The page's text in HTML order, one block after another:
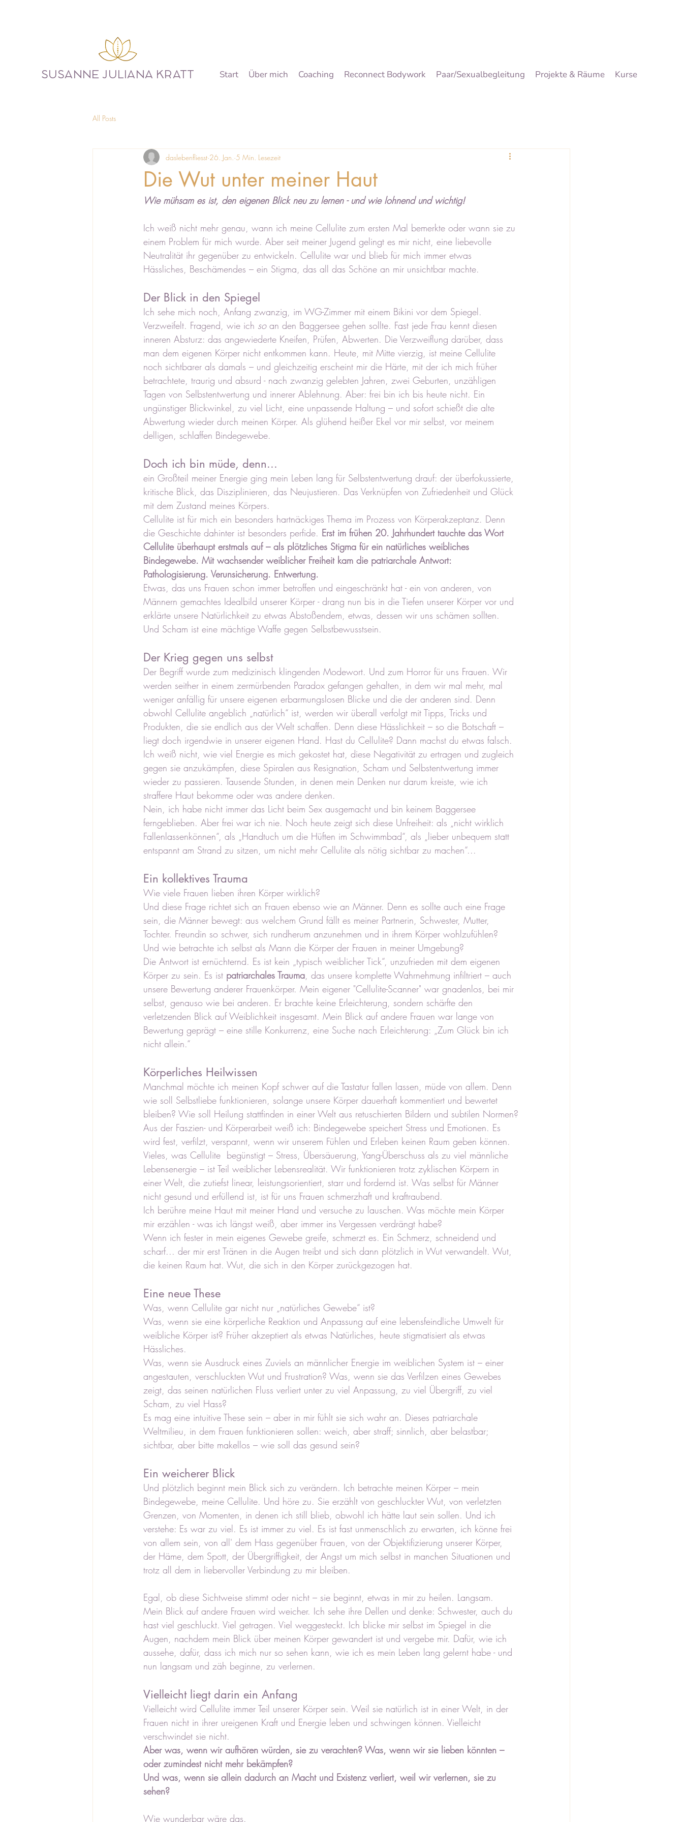
SUSANNE JULIANA KRATT Start Über mich Coaching Reconnect Bodywork Paar/Sexualbegleitung Projekte & Räume Kurse
All Posts
Die Wut unter meiner Haut
daslebenfliesst 26. Jan. 5 Min. Lesezeit
Wie mühsam es ist, den eigenen Blick neu zu lernen - und wie lohnend und wichtig!
Ich weiß nicht mehr genau, wann ich meine Cellulite zum ersten Mal bemerkte oder wann sie zu
einem Problem für mich wurde. Aber seit meiner Jugend gelingt es mir nicht, eine liebevolle
Neutralität ihr gegenüber zu entwickeln. Cellulite war und blieb für mich immer etwas
Hässliches, Beschämendes – ein Stigma, das all das Schöne an mir unsichtbar machte.
Der Blick in den Spiegel
Ich sehe mich noch, Anfang zwanzig, im WG-Zimmer mit einem Bikini vor dem Spiegel.
Verzweifelt. Fragend, wie ich so an den Baggersee gehen sollte. Fast jede Frau kennt diesen
inneren Absturz: das angewiederte Kneifen, Prüfen, Abwerten. Die Verzweiflung darüber, dass
man dem eigenen Körper nicht entkommen kann. Heute, mit Mitte vierzig, ist meine Cellulite
noch sichtbarer als damals – und gleichzeitig erscheint mir die Härte, mit der ich mich früher
betrachtete, traurig und absurd - nach zwanzig gelebten Jahren, zwei Geburten, unzähligen
Tagen von Selbstentwertung und innerer Ablehnung. Aber: frei bin ich bis heute nicht. Ein
ungünstiger Blickwinkel, zu viel Licht, eine unpassende Haltung – und sofort schießt die alte
Abwertung wieder durch meinen Körper. Als glühend heißer Ekel vor mir selbst, vor meinem
delligen, schlaffen Bindegewebe.
Doch ich bin müde, denn...
ein Großteil meiner Energie ging mein Leben lang für Selbstentwertung drauf: der überfokussierte,
kritische Blick, das Disziplinieren, das Neujustieren. Das Verknüpfen von Zufriedenheit und Glück
mit dem Zustand meines Körpers.
Cellulite ist für mich ein besonders hartnäckiges Thema im Prozess von Körperakzeptanz. Denn
die Geschichte dahinter ist besonders perfide. Erst im frühen 20. Jahrhundert tauchte das Wort
Cellulite überhaupt erstmals auf – als plötzliches Stigma für ein natürliches weibliches
Bindegewebe. Mit wachsender weiblicher Freiheit kam die patriarchale Antwort:
Pathologisierung. Verunsicherung. Entwertung.
Etwas, das uns Frauen schon immer betroffen und eingeschränkt hat - ein von anderen, von
Männern gemachtes Idealbild unserer Körper - drang nun bis in die Tiefen unserer Körper vor und
erklärte unsere Natürlichkeit zu etwas Abstoßendem, etwas, dessen wir uns schämen sollten.
Und Scham ist eine mächtige Waffe gegen Selbstbewusstsein.
Der Krieg gegen uns selbst
Der Begriff wurde zum medizinisch klingenden Modewort. Und zum Horror für uns Frauen. Wir
werden seither in einem zermürbenden Paradox gefangen gehalten, in dem wir mal mehr, mal
weniger anfällig für unsere eigenen erbarmungslosen Blicke und die der anderen sind. Denn
obwohl Cellulite angeblich „natürlich“ ist, werden wir überall verfolgt mit Tipps, Tricks und
Produkten, die sie endlich aus der Welt schaffen. Denn diese Hässlichkeit – so die Botschaft –
liegt doch irgendwie in unserer eigenen Hand. Hast du Cellulite? Dann machst du etwas falsch.
Ich weiß nicht, wie viel Energie es mich gekostet hat, diese Negativität zu ertragen und zugleich
gegen sie anzukämpfen, diese Spiralen aus Resignation, Scham und Selbstentwertung immer
wieder zu passieren. Tausende Stunden, in denen mein Denken nur darum kreiste, wie ich
straffere Haut bekomme oder was andere denken.
Nein, ich habe nicht immer das Licht beim Sex ausgemacht und bin keinem Baggersee
ferngeblieben. Aber frei war ich nie. Noch heute zeigt sich diese Unfreiheit: als „nicht wirklich
Fallenlassenkönnen“, als „Handtuch um die Hüften im Schwimmbad“, als „lieber unbequem statt
entspannt am Strand zu sitzen, um nicht mehr Cellulite als nötig sichtbar zu machen“...
Ein kollektives Trauma
Wie viele Frauen lieben ihren Körper wirklich?
Und diese Frage richtet sich an Frauen ebenso wie an Männer. Denn es sollte auch eine Frage
sein, die Männer bewegt: aus welchem Grund fällt es meiner Partnerin, Schwester, Mutter,
Tochter. Freundin so schwer, sich rundherum anzunehmen und in ihrem Körper wohlzufühlen?
Und wie betrachte ich selbst als Mann die Körper der Frauen in meiner Umgebung?
Die Antwort ist ernüchternd. Es ist kein „typisch weiblicher Tick“, unzufrieden mit dem eigenen
Körper zu sein. Es ist patriarchales Trauma, das unsere komplette Wahrnehmung infiltriert – auch
unsere Bewertung anderer Frauenkörper. Mein eigener "Cellulite-Scanner" war gnadenlos, bei mir
selbst, genauso wie bei anderen. Er brachte keine Erleichterung, sondern schärfte den
verletzenden Blick auf Weiblichkeit insgesamt. Mein Blick auf andere Frauen war lange von
Bewertung geprägt – eine stille Konkurrenz, eine Suche nach Erleichterung: „Zum Glück bin ich
nicht allein.“
Körperliches Heilwissen
Manchmal möchte ich meinen Kopf schwer auf die Tastatur fallen lassen, müde von allem. Denn
wie soll Selbstliebe funktionieren, solange unsere Körper dauerhaft kommentiert und bewertet
bleiben? Wie soll Heilung stattfinden in einer Welt aus retuschierten Bildern und subtilen Normen?
Aus der Faszien- und Körperarbeit weiß ich: Bindegewebe speichert Stress und Emotionen. Es
wird fest, verfilzt, verspannt, wenn wir unserem Fühlen und Erleben keinen Raum geben können.
Vieles, was Cellulite  begünstigt – Stress, Übersäuerung, Yang-Überschuss als zu viel männliche
Lebensenergie – ist Teil weiblicher Lebensrealität. Wir funktionieren trotz zyklischen Körpern in
einer Welt, die zutiefst linear, leistungsorientiert, starr und fordernd ist. Was selbst für Männer
nicht gesund und erfüllend ist, ist für uns Frauen schmerzhaft und kraftraubend.
Ich berühre meine Haut mit meiner Hand und versuche zu lauschen. Was möchte mein Körper
mir erzählen - was ich längst weiß, aber immer ins Vergessen verdrängt habe?
Wenn ich fester in mein eigenes Gewebe greife, schmerzt es. Ein Schmerz, schneidend und
scharf... der mir erst Tränen in die Augen treibt und sich dann plötzlich in Wut verwandelt. Wut,
die keinen Raum hat. Wut, die sich in den Körper zurückgezogen hat.
Eine neue These
Was, wenn Cellulite gar nicht nur „natürliches Gewebe“ ist?
Was, wenn sie eine körperliche Reaktion und Anpassung auf eine lebensfeindliche Umwelt für
weibliche Körper ist? Früher akzeptiert als etwas Natürliches, heute stigmatisiert als etwas
Hässliches.
Was, wenn sie Ausdruck eines Zuviels an männlicher Energie im weiblichen System ist – einer
angestauten, verschluckten Wut und Frustration? Was, wenn sie das Verfilzen eines Gewebes
zeigt, das seinen natürlichen Fluss verliert unter zu viel Anpassung, zu viel Übergriff, zu viel
Scham, zu viel Hass?
Es mag eine intuitive These sein – aber in mir fühlt sie sich wahr an. Dieses patriarchale
Weltmilieu, in dem Frauen funktionieren sollen: weich, aber straff; sinnlich, aber belastbar;
sichtbar, aber bitte makellos – wie soll das gesund sein?
Ein weicherer Blick
Und plötzlich beginnt mein Blick sich zu verändern. Ich betrachte meinen Körper – mein
Bindegewebe, meine Cellulite. Und höre zu. Sie erzählt von geschluckter Wut, von verletzten
Grenzen, von Momenten, in denen ich still blieb, obwohl ich hätte laut sein sollen. Und ich
verstehe: Es war zu viel. Es ist immer zu viel. Es ist fast unmenschlich zu erwarten, ich könne frei
von allem sein, von all' dem Hass gegenüber Frauen, von der Objektifizierung unserer Körper,
der Häme, dem Spott, der Übergriffigkeit, der Angst um mich selbst in manchen Situationen und
trotz all dem in liebervoller Verbindung zu mir bleiben.
Egal, ob diese Sichtweise stimmt oder nicht – sie beginnt, etwas in mir zu heilen. Langsam.
Mein Blick auf andere Frauen wird weicher. Ich sehe ihre Dellen und denke: Schwester, auch du
hast viel geschluckt. Viel getragen. Viel weggesteckt. Ich blicke mir selbst im Spiegel in die
Augen, nachdem mein Blick über meinen Körper gewandert ist und vergebe mir. Dafür, wie ich
aussehe, dafür, dass ich mich nur so sehen kann, wie ich es mein Leben lang gelernt habe - und
nun langsam und zäh beginne, zu verlernen.
Vielleicht liegt darin ein Anfang
Vielleicht wird Cellulite immer Teil unserer Körper sein. Weil sie natürlich ist in einer Welt, in der
Frauen nicht in ihrer ureigenen Kraft und Energie leben und schwingen können. Vielleicht
verschwindet sie nicht.
Aber was, wenn wir aufhören würden, sie zu verachten? Was, wenn wir sie lieben könnten –
oder zumindest nicht mehr bekämpfen?
Und was, wenn sie allein dadurch an Macht und Existenz verliert, weil wir verlernen, sie zu
sehen?
Wie wunderbar wäre das.